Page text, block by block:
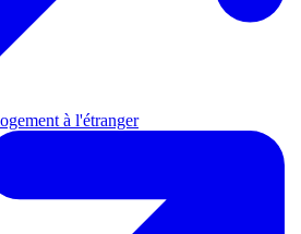
à l'étranger